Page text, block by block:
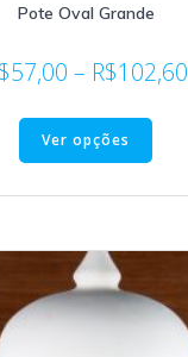
Pote Oval Grande
57,00 – R$102,60
Ver opções